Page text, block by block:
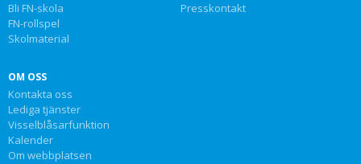
Bli FN-skola
FN-rollspel
Skolmaterial
Presskontakt
OM OSS
Kontakta oss
Lediga tjänster
Visselblåsarfunktion
Kalender
Om webbplatsen